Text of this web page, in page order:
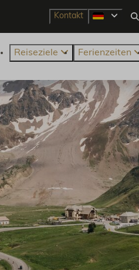
Kontakt
Reiseziele Ferienzeiten